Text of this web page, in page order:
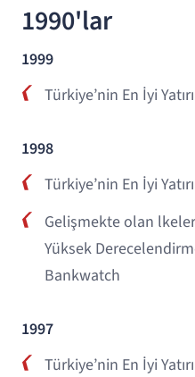
1990'lar
1999
Türkiye’nin En İyi
1998
Türkiye’nin En İyi
Gelişmekte olan
Yüksek
Bankwatch
1997
Türkiye’nin En İyi